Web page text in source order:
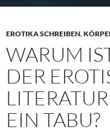
EROTIKA SCHREIBEN,
WARUM
DER
EIN TABU?